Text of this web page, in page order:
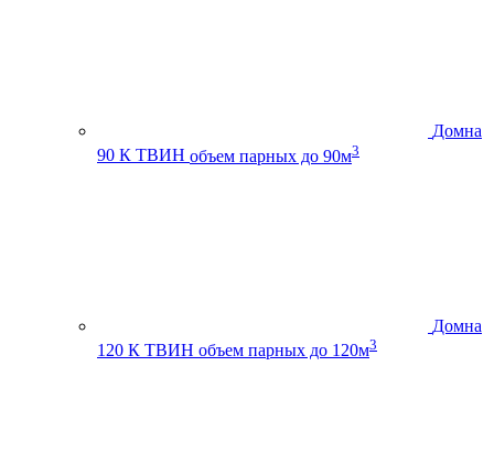
Домна
90 К ТВИН объем парных до 90м3
Домна
120 К ТВИН объем парных до 120м3